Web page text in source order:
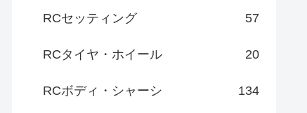
RCセッティング 57
RCタイヤ・ホイール 20
RCボディ・シャーシ 134